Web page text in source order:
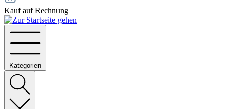
Kauf auf Rechnung
Kategorien